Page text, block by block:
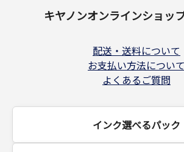
キヤノンオンラインショッ
配送・送料について
お支払い方法について
よくあるご質問
インク選べるパック